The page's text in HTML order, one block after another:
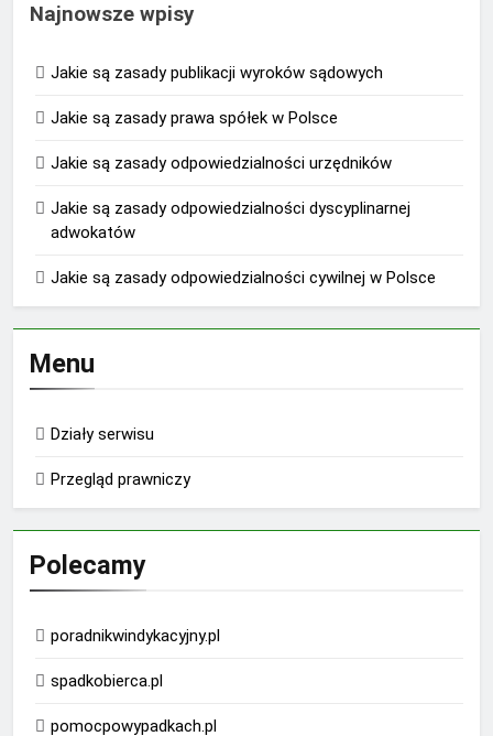
Najnowsze wpisy
Jakie są zasady publikacji wyroków sądowych
Jakie są zasady prawa spółek w Polsce
Jakie są zasady odpowiedzialności urzędników
Jakie są zasady odpowiedzialności dyscyplinarnej
adwokatów
Jakie są zasady odpowiedzialności cywilnej w Polsce
Menu
Działy serwisu
Przegląd prawniczy
Polecamy
poradnikwindykacyjny.pl
spadkobierca.pl
pomocpowypadkach.pl